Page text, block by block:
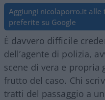
Aggiungi nicolaporro.it alle
preferite su Google
È davvero difficile
dell’agente di polizia,
scene di vera e propria
frutto del caso. Chi
tratti del passaggio a